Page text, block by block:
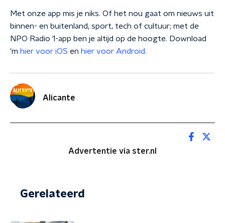
Met onze app mis je niks. Of het nou gaat om nieuws uit
binnen- en buitenland, sport, tech of cultuur; met de
NPO Radio 1-app ben je altijd op de hoogte. Download
'm hier voor iOS en hier voor Android.
Alicante
Advertentie via ster.nl
Gerelateerd